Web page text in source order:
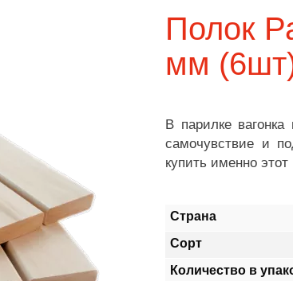
Полок
мм
Страна
Сорт
Количество в
В парилке
самочувствие и
купить именно